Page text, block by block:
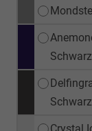
Schwarz
Schwarz